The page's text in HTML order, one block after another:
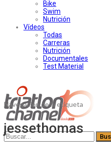
Bike
Swim
Nutrición
Vídeos
Todas
Carreras
Nutrición
Documentales
Test Material
Navegación de la etiqueta
jessethomas